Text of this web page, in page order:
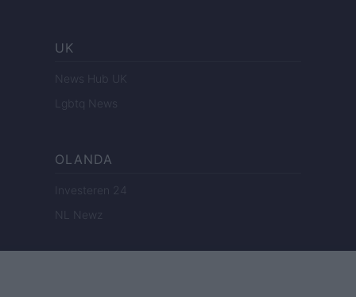
UK
News Hub UK
Lgbtq News
OLANDA
Investeren 24
NL Newz